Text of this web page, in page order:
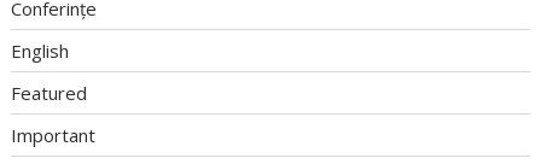
Conferințe
English
Featured
Important